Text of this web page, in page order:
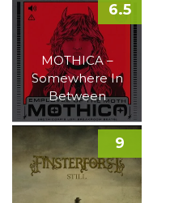
MOTHICA –
Somewhere In
Between
6.5
9